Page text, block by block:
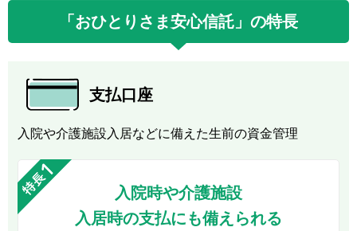
「おひとりさま安心信託」の特長
支払口座
入院や介護施設入居などに備えた生前の資金管理
入院時や介護施設
入居時の支払にも備えられる